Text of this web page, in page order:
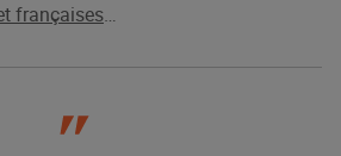
françaises…